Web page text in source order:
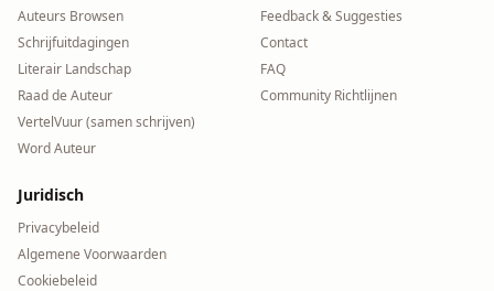
Auteurs Browsen
Schrijfuitdagingen
Literair Landschap
Raad de Auteur
VertelVuur (samen schrijven)
Word Auteur
Feedback & Suggesties
Contact
FAQ
Community Richtlijnen
Juridisch
Privacybeleid
Algemene Voorwaarden
Cookiebeleid